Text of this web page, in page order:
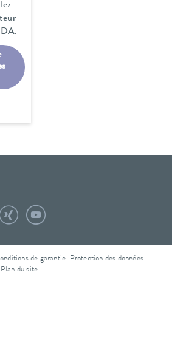
de garantie
Protection des données
Plan du site